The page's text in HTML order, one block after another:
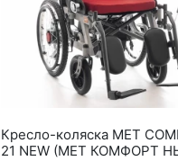
Кресло-коляска MET
21 NEW (МЕТ КОМФОРТ